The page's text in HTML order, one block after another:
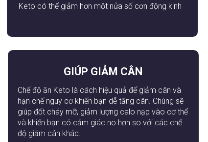
GIÚP GIẢM CÂN
Chế độ ăn Keto là cách hiệu quả để giảm cân và
hạn chế nguy cơ khiến bạn dễ tăng cân. Chúng sẽ
giúp đốt cháy mỡ, giảm lượng calo nạp vào cơ thể
và khiến bạn có cảm giác no hơn so với các chế
độ giảm cân khác.
Keto có thể giảm hơn một nửa số cơn động kinh